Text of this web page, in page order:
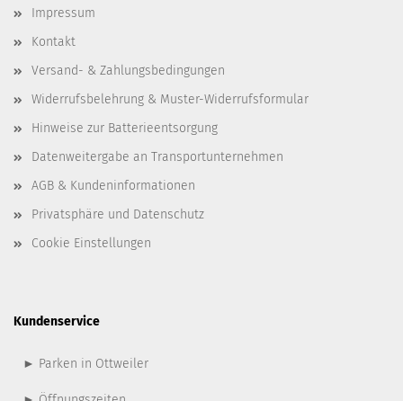
Impressum
Kontakt
Versand- & Zahlungsbedingungen
Widerrufsbelehrung & Muster-Widerrufsformular
Hinweise zur Batterieentsorgung
Datenweitergabe an Transportunternehmen
AGB & Kundeninformationen
Privatsphäre und Datenschutz
Cookie Einstellungen
Kundenservice
► Parken in Ottweiler